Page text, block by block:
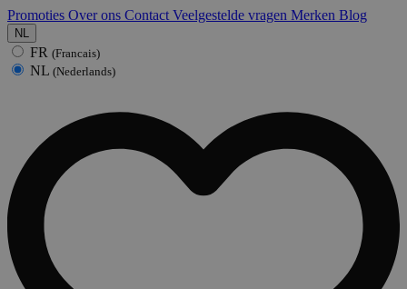
Promoties Over ons Contact Veelgestelde vragen Merken Blog
NL
FR (Francais)
NL (Nederlands)